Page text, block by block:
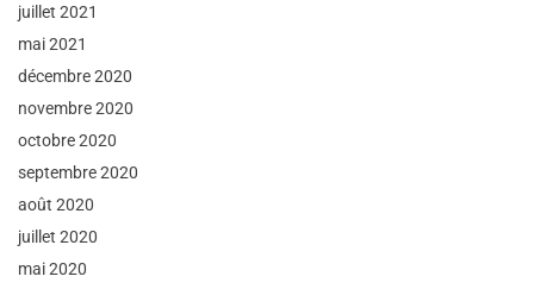
juillet 2021
mai 2021
décembre 2020
novembre 2020
octobre 2020
septembre 2020
août 2020
juillet 2020
mai 2020